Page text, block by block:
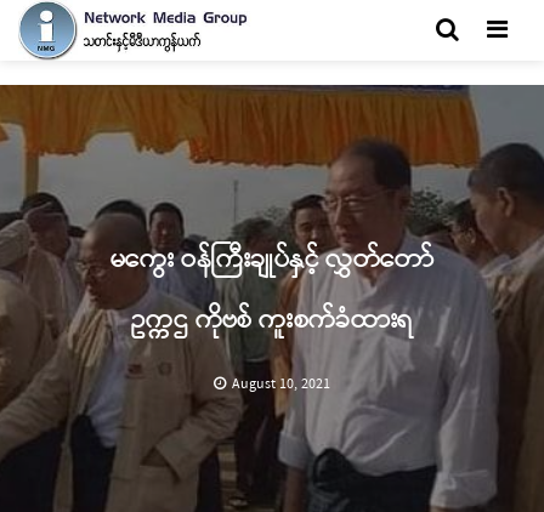
မကွေး ဝန်ကြီးချုပ်နှင့် လွှတ်တော်
ဥက္ကဌ ကိုဗစ် ကူးစက်ခံထားရ
August 10, 2021